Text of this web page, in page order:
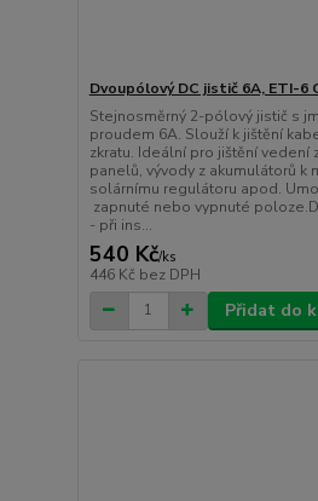
Dvoupólový DC jistič 6A, ETI-6
Stejnosměrný 2-pólový jistič s
proudem 6A. Slouží k jištění
zkratu. Ideální pro jištění vedení
panelů, vývody z akumulátorů k
solárnímu regulátoru apod.
zapnuté nebo vypnuté
- při ins...
540 Kč/ks
446 Kč bez DPH
Přidat do